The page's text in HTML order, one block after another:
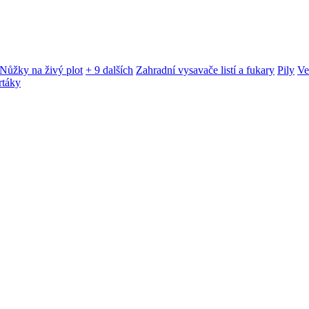
Nůžky na živý plot + 9 dalších Zahradní vysavače listí a fukary Pily